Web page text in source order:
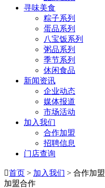
寻味美食
粽子系列
蛋品系列
八宝饭系列
粥品系列
季节系列
休闲食品
新闻资讯
企业动态
媒体报道
市场活动
加入我们
合作加盟
招聘信息
门店查询
首页 > 加入我们 > 合作加盟
加盟合作